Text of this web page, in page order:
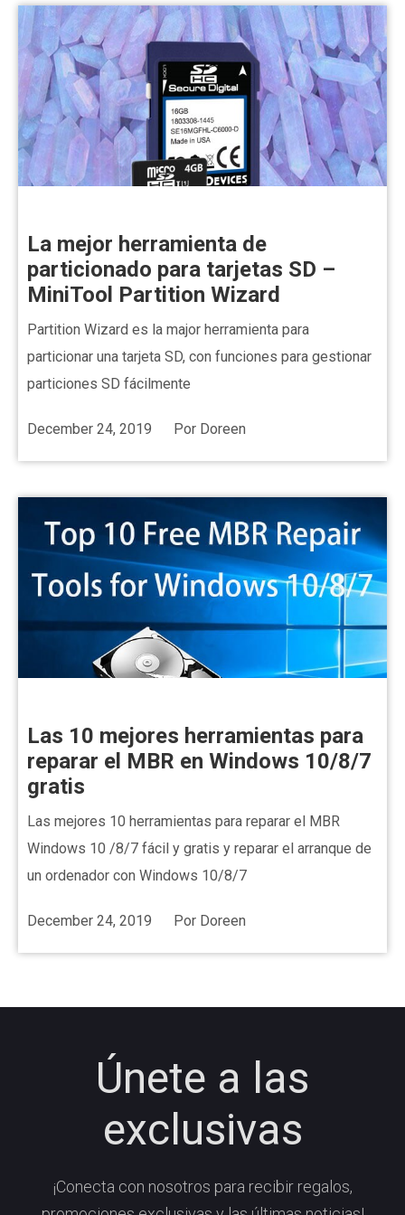
La mejor herramienta de
particionado para tarjetas SD –
MiniTool Partition Wizard
Partition Wizard es la major herramienta para
particionar una tarjeta SD, con funciones para gestionar
particiones SD fácilmente
December 24, 2019 Por Doreen
Las 10 mejores herramientas para
reparar el MBR en Windows 10/8/7
gratis
Las mejores 10 herramientas para reparar el MBR
Windows 10 /8/7 fácil y gratis y reparar el arranque de
un ordenador con Windows 10/8/7
December 24, 2019 Por Doreen
Únete a las
exclusivas
¡Conecta con nosotros para recibir regalos,